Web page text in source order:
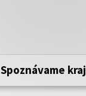
Táto stránka
zabezpečenú
https:// pred
Spoznávame kraj